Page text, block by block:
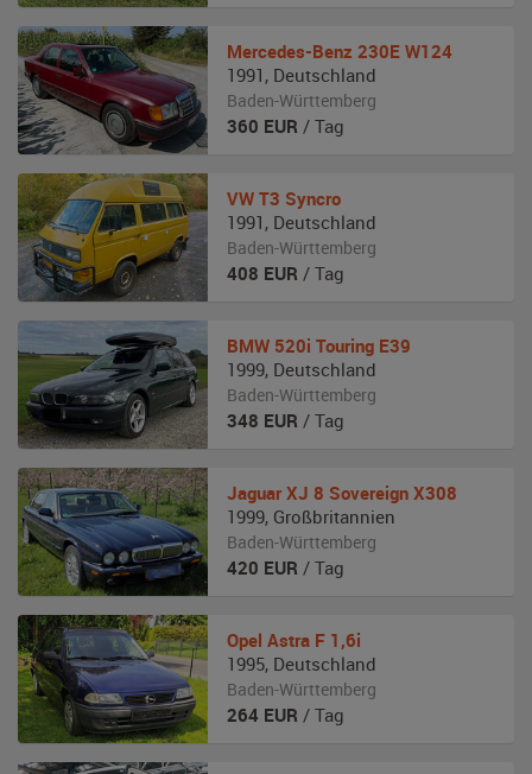
Mercedes-Benz 230E W124
1991 , Deutschland
Baden-Württemberg
360 EUR / Tag
VW T3 Syncro
1991 , Deutschland
Baden-Württemberg
408 EUR / Tag
BMW 520i Touring E39
1999, Deutschland
Baden-Württemberg
348 EUR / Tag
Jaguar XJ 8 Sovereign X308
1999, Großbritannien
Baden-Württemberg
420 EUR / Tag
Opel Astra F 1,6i
1995, Deutschland
Baden-Württemberg
264 EUR / Tag